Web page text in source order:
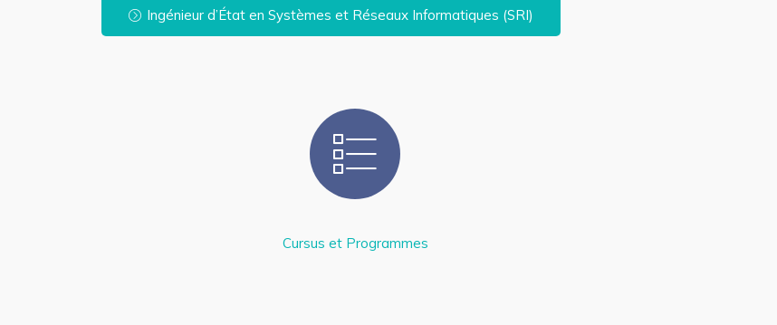
Ingénieur d’État en Systèmes et Réseaux Informatiques (SRI)
Cursus et Programmes